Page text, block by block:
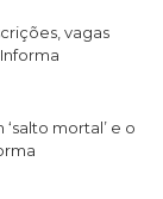
vagas
mortal’ e o